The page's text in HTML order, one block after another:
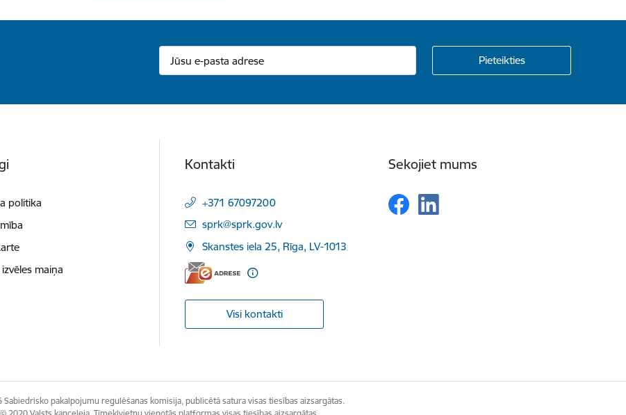
politika
maiņa
Kontakti
+371 67097200
E-pasts:
sprk@sprk.gov.lv
Skanstes iela 25, Rīga, LV-1013
Visi kontakti
Sekojiet mums
Sabiedrisko pakalpojumu regulēšanas komisija, publicētā satura visas tiesības aizsargātas.